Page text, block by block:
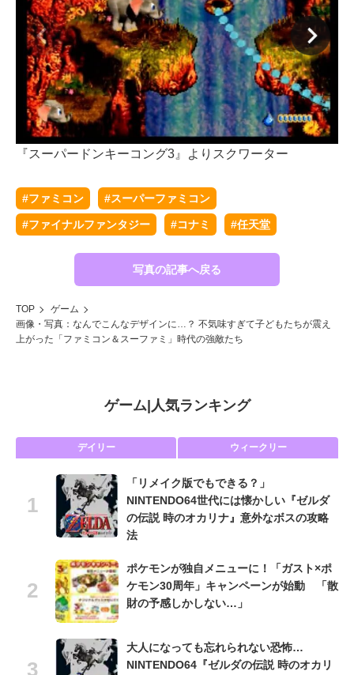
『スーパードンキーコング3』よりスクワーター
#ファミコン #スーパーファミコン
#ファイナルファンタジー #コナミ #任天堂
写真の記事へ戻る
TOP
ゲーム
画像・写真：なんでこんなデザインに…？ 不気味すぎて子どもたちが震え
上がった「ファミコン＆スーファミ」時代の強敵たち
ゲーム| 人気ランキング
デイリー ウィークリー
「リメイク版でもできる？」
NINTENDO64世代には懐かしい『ゼルダ
の伝説 時のオカリナ』意外なボスの攻略
法
ポケモンが独自メニューに！「ガスト×ポ
ケモン30周年」キャンペーンが始動 「散
財の予感しかしない…」
大人になっても忘れられない恐怖…
NINTENDO64『ゼルダの伝説 時のオカリ